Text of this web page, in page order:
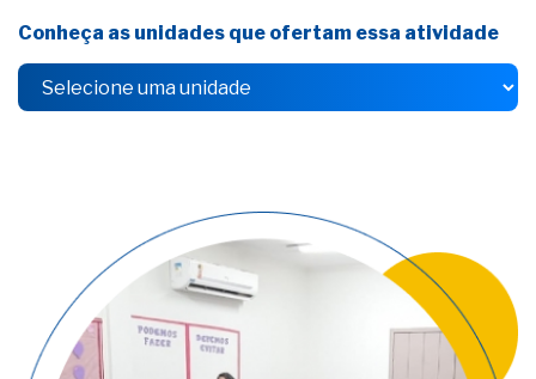
Conheça as unidades que ofertam essa atividade